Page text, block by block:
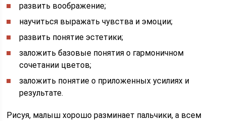
развить воображение;
научиться выражать чувства и эмоции;
развить понятие эстетики;
заложить базовые понятия о гармоничном
сочетании цветов;
заложить понятие о приложенных усилиях и
результате.
Рисуя, малыш хорошо разминает пальчики, а всем